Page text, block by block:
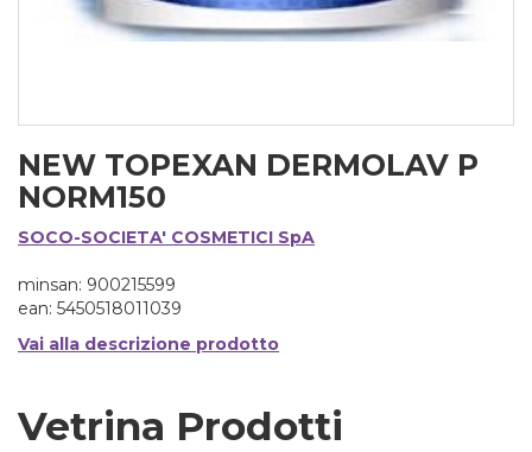
NEW TOPEXAN DERMOLAV P
NORM150
SOCO-SOCIETA' COSMETICI SpA
minsan: 900215599
ean: 5450518011039
Vai alla descrizione prodotto
Vetrina Prodotti